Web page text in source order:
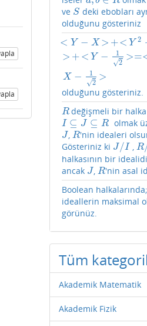
ve S
S deki ebobları
olduğunu gösteriniz
< Y − X > +< Y 2
> +< Y −
1
2
√ >=
X −
1
2
√ >
<Y−X >+ <Y2+ X2−1 >+< Y
olduğunu gösteriniz.
R
R değişmeli bir
I ⊆ J ⊆ R
I⊆J⊆ R olmak
J
J , R
R 'nin idealeri
Gösteriniz ki J/I
J/I , R
R/I
halkasının bir
ancak J
J , R
R 'nin asal
Boolean
ideallerin maksimal
görünüz.
Tüm
Akademik Matematik
Akademik Fizik